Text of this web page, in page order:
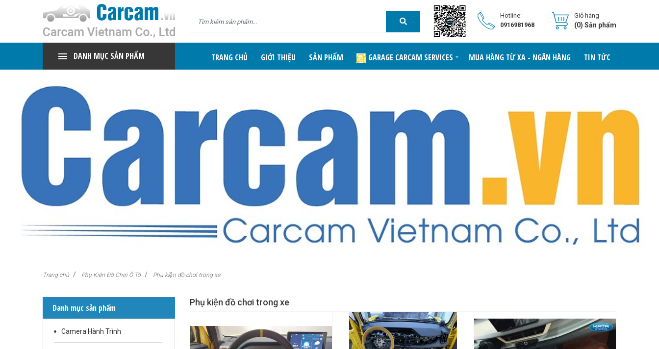
Hotline:
0916981968
Giỏ hàng
(0) Sản phẩm
DANH MỤC SẢN PHẨM TRANG CHỦ GIỚI THIỆU SẢN PHẨM GARAGE CARCAM SERVICES MUA HÀNG TỪ XA - NGÂN HÀNG TIN TỨC
Trang chủ Phụ Kiện Đồ Chơi Ô Tô Phụ kiện đồ chơi trong xe
Danh mục sản phẩm
Camera Hành Trình
Phụ kiện đồ chơi trong xe